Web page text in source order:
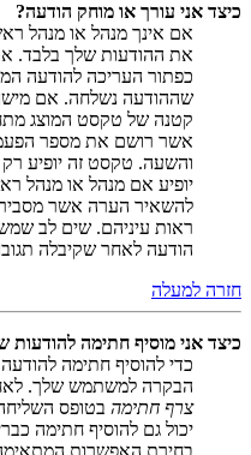
כיצד אני עורך או מוחק הודעה?
אם אינך מנהל או מנהל
את ההודעות שלך בלבד.
כפתור העריכה להודעה
שההודעה נשלחה. אם
קטנה של טקסט המוצג
אשר רושם את מספר
והשעה. טקסט זה יופיע
יופיע אם מנהל או מנהל
להשאיר הערה אשר
ראות עיניהם. שים לב
הודעה לאחר שקיבלה
חזרה למעלה
כיצד אני מוסיף חתימה להודעות
כדי להוסיף חתימה
הבקרה למשתמש שלך.
צרף חתימה בטופס
יכול גם להוסיף חתימה